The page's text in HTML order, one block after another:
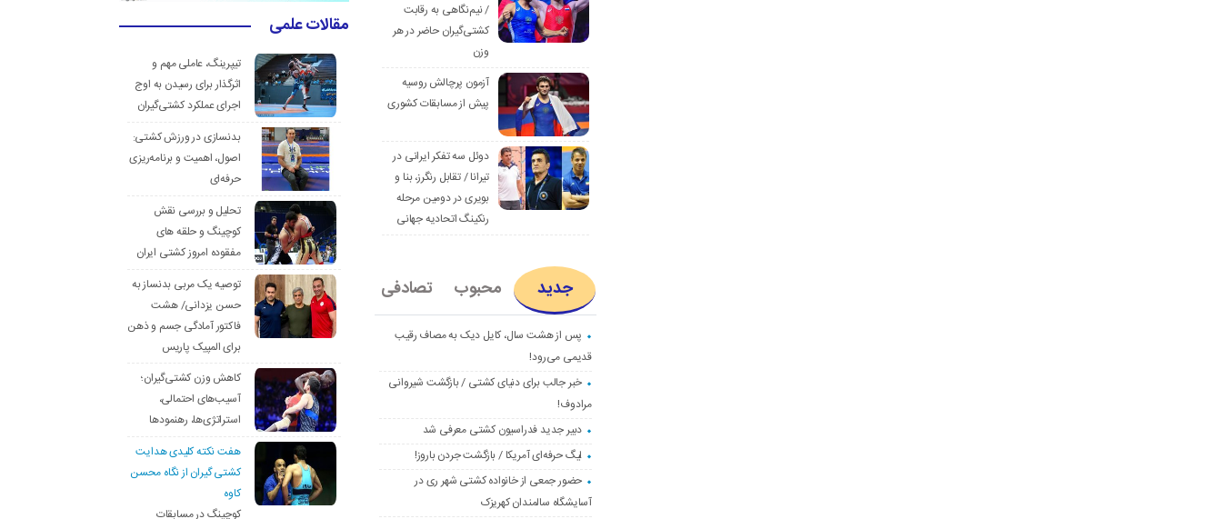
/ نیم‌نگاهی به رقابت
کشتی‌گیران حاضر در هر
وزن
آزمون پرچالش روسیه
پیش از مسابقات کشوری
دوئل سه تفکر ایرانی در
تیرانا / تقابل رنگرز، بنا و
بویری در دومین مرحله
رنکینگ اتحادیه جهانی
جدید محبوب تصادفی
پس از هشت سال، کایل دیک به مصاف رقیب
قدیمی می‌رود!
خبر جالب برای دنیای کشتی / بازگشت شیروانی
مرادوف!
دبیر جدید فدراسیون کشتی معرفی شد
لیگ حرفه‌ای آمریکا / بازگشت جردن باروز!
حضور جمعی از خانواده کشتی شهر ری در
آسایشگاه سالمندان کهریزک
مقالات علمی
تیپرینگ، عاملی مهم و
اثرگذار برای رسیدن به اوج
اجرای عملکرد کشتی‌گیران
بدنسازی در ورزش کشتی:
اصول، اهمیت و برنامه‌ریزی
حرفه‌ای
تحلیل و بررسی نقش
کوچینگ و حلقه های
مفقوده امروز کشتی ایران
توصیه یک مربی بدنساز به
حسن یزدانی/ هشت
فاکتور آمادگی جسم و ذهن
برای المپیک پاریس
کاهش وزن کشتی‌گیران؛
آسیب‌های احتمالی،
استراتژی‌ها، رهنمودها
هفت نکته کلیدی هدایت
کشتی گیران از نگاه محسن
کاوه
کوچینگ در مسابقات